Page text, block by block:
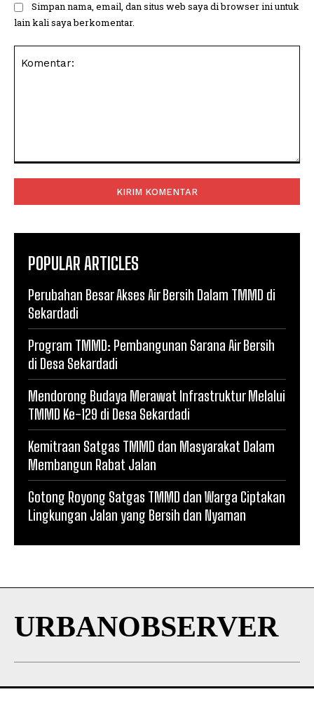
Simpan nama, email, dan situs web saya di browser ini untuk
lain kali saya berkomentar.
POPULAR ARTICLES
Perubahan Besar Akses Air Bersih Dalam TMMD di
Sekardadi
Program TMMD: Pembangunan Sarana Air Bersih
di Desa Sekardadi
Mendorong Budaya Merawat Infrastruktur Melalui
TMMD Ke-129 di Desa Sekardadi
Kemitraan Satgas TMMD dan Masyarakat Dalam
Membangun Rabat Jalan
Gotong Royong Satgas TMMD dan Warga Ciptakan
Lingkungan Jalan yang Bersih dan Nyaman
URBANOBSERVER